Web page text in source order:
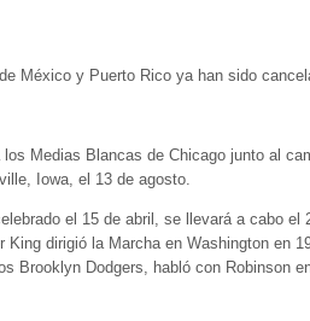
México y Puerto Rico ya han sido
Medias Blancas de Chicago junto al
Iowa, el 13 de agosto.
el 15 de abril, se llevará a cabo el
dirigió la Marcha en Washington en
Brooklyn Dodgers, habló con Robinson